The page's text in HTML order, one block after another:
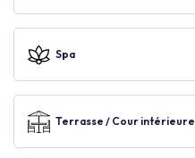
Spa
Terrasse / Cour intérieure